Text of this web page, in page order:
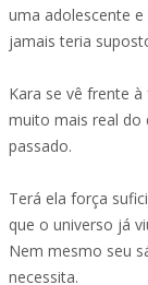
uma adolescente
jamais teria
Kara se vê frente
muito mais real do
passado.
Terá ela força
que o universo já
Nem mesmo seu
necessita.